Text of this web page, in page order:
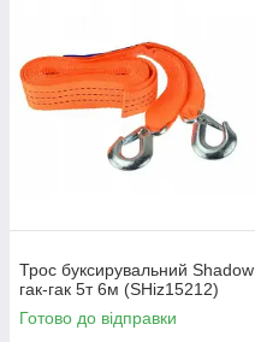
Трос буксирувальний Shadow
гак-гак 5т 6м (SHiz15212)
Готово до відправки